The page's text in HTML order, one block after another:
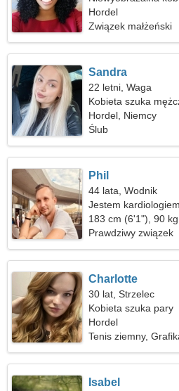
związku
Hordel
Związek małżeński
Sandra
22 letni, Waga
Kobieta szuka
Hordel, Niemcy
Ślub
Phil
44 lata, Wodnik
Jestem
183 cm (6'1"), 90
Prawdziwy związek
Charlotte
30 lat, Strzelec
Kobieta szuka pary
Hordel
Tenis ziemny,
Isabel